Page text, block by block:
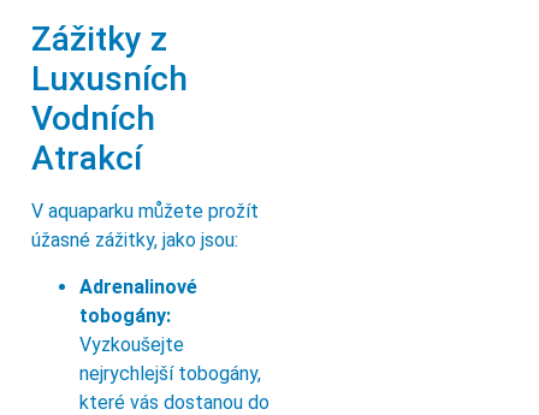
Zážitky z
Luxusních
Vodních
Atrakcí
V aquaparku můžete prožít
úžasné zážitky, jako jsou:
Adrenalinové
tobogány:
Vyzkoušejte
nejrychlejší tobogány,
které vás dostanou do